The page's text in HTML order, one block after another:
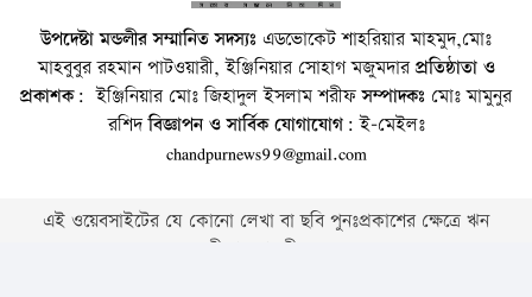
উপদেষ্টা মন্ডলীর সম্মানিত সদস্যঃ এডভোকেট শাহরিয়ার মাহমুদ,মোঃ
মাহবুবুর রহমান পাটওয়ারী, ইঞ্জিনিয়ার সোহাগ মজুমদারপ্রতিষ্ঠাতা ও
প্রকাশক: ইঞ্জিনিয়ার মোঃ জিহাদুল ইসলাম শরীফসম্পাদকঃ মোঃ মামুনুর
রশিদবিজ্ঞাপন ও সার্বিক যোগাযোগ: ই-মেইলঃ
chandpurnews99@gmail.com
এই ওয়েবসাইটের যে কোনো লেখা বা ছবি পুনঃপ্রকাশের ক্ষেত্রে ঋন
স্বীকার বাঞ্চনীয় ।